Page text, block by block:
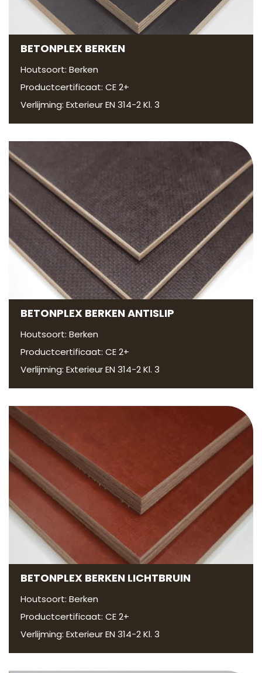
BETONPLEX BERKEN
Houtsoort: Berken
Productcertificaat: CE 2+
Verlijming: Exterieur EN 314-2 Kl. 3
BETONPLEX BERKEN ANTISLIP
Houtsoort: Berken
Productcertificaat: CE 2+
Verlijming: Exterieur EN 314-2 Kl. 3
BETONPLEX BERKEN LICHTBRUIN
Houtsoort: Berken
Productcertificaat: CE 2+
Verlijming: Exterieur EN 314-2 Kl. 3